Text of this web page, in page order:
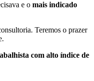
e o mais indicado
Teremos o prazer
com alto índice de